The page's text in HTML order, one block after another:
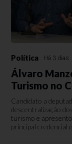
Política Há 3 dias
Álvaro
Turismo no
Candidato a
descentralização
turismo e
principal credencial